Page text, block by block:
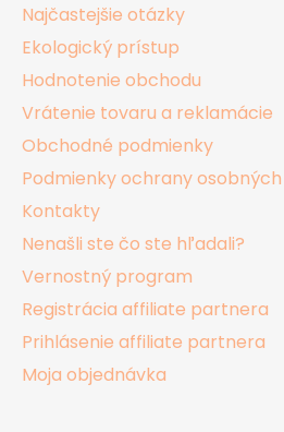
Najčastejšie otázky
Ekologický prístup
Hodnotenie obchodu
Vrátenie tovaru a reklamácie
Obchodné podmienky
Podmienky ochrany
Kontakty
Nenašli ste čo ste hľadali?
Vernostný program
Registrácia affiliate partnera
Prihlásenie affiliate partnera
Moja objednávka